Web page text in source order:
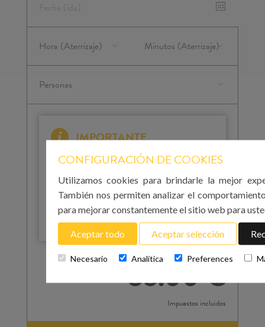
IMPORTANTE
Tenga en cuenta que para su llegada a Mallorca
debe introducir la hora de aterrizaje en el
aeropuerto. Para su regreso al aeropuerto el día
de salida, debe introducir la hora de recogida. Le
recomendamos que lo haga al menos 3 horas
antes de la salida de su vuelo.
Coste total
85.00 €
Impuestos incluidos
CONFIGURACIÓN DE COOKIES
Utilizamos cookies para brindarle la mejor
También nos permiten analizar el
para mejorar constantemente el sitio web para
Aceptar todo Aceptar selección
Necesario Analítica Preferences